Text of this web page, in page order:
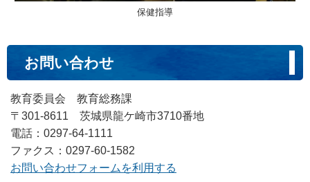
保健指導
お問い合わせ
教育委員会 教育総務課
〒301-8611 茨城県龍ケ崎市3710番地
電話：0297-64-1111
ファクス：0297-60-1582
お問い合わせフォームを利用する